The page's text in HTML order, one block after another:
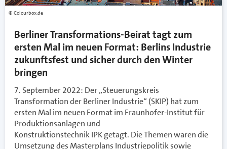
Colourbox.de
Berliner Transformations-Beirat tagt zum
ersten Mal im neuen Format: Berlins Industrie
zukunftsfest und sicher durch den Winter
bringen
7. September 2022: Der „Steuerungskreis
Transformation der Berliner Industrie“ (SKIP) hat zum
ersten Mal im neuen Format im Fraunhofer-Institut für
Produktionsanlagen und
Konstruktionstechnik IPK getagt. Die Themen waren die
Umsetzung des Masterplans Industriepolitik sowie